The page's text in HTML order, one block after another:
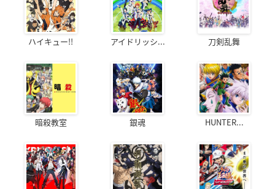
ハイキュー!! アイドリッシ... 刀剣乱舞
暗殺教室 銀魂 HUNTER...